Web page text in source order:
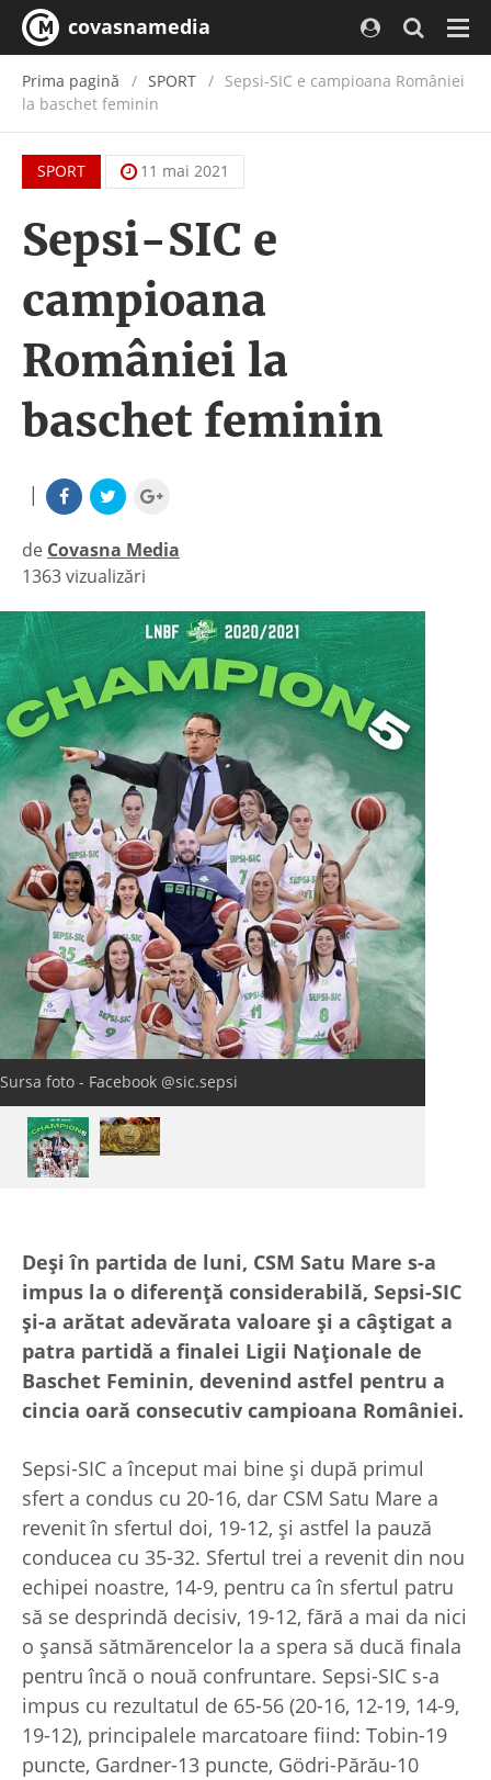
covasnamedia
Prima pagină SPORT
Sepsi-SIC e campioana României
la baschet feminin
SPORT 11 mai 2021
Sepsi-SIC e
campioana
României la
baschet feminin
|
de Covasna Media
|
1363 vizualizări
Sursa foto - Facebook @sic.sepsi
Deși în partida de luni, CSM Satu Mare s-a
impus la o diferență considerabilă, Sepsi-SIC
și-a arătat adevărata valoare și a câștigat a
patra partidă a finalei Ligii Naționale de
Baschet Feminin, devenind astfel pentru a
cincia oară consecutiv campioana României.
Sepsi-SIC a început mai bine și după primul
sfert a condus cu 20-16, dar CSM Satu Mare a
revenit în sfertul doi, 19-12, și astfel la pauză
conducea cu 35-32. Sfertul trei a revenit din nou
echipei noastre, 14-9, pentru ca în sfertul patru
să se desprindă decisiv, 19-12, fără a mai da nici
o șansă sătmărencelor la a spera să ducă finala
pentru încă o nouă confruntare. Sepsi-SIC s-a
impus cu rezultatul de 65-56 (20-16, 12-19, 14-9,
19-12), principalele marcatoare fiind: Tobin-19
puncte, Gardner-13 puncte, Gödri-Părău-10